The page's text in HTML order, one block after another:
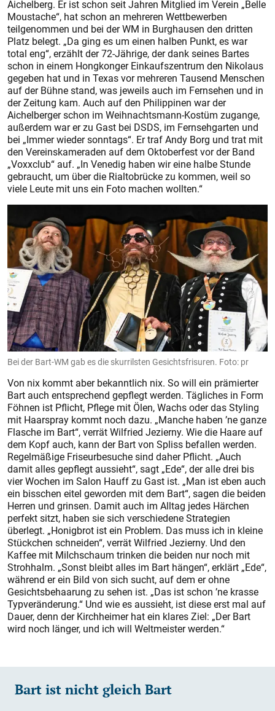
Aichelberg. Er ist schon seit Jahren Mitglied im Verein „Belle
Mous­tache“, hat schon an mehreren Wettbewerben
teilgenommen und bei der WM in Burghausen den dritten
Platz belegt. „Da ging es um einen halben Punkt, es war
total eng“, erzählt der 72-Jährige, der dank seines Bartes
schon in einem Hongkonger Einkaufszentrum den Nikolaus
gegeben hat und in Texas vor mehreren Tausend Menschen
auf der Bühne stand, was jeweils auch im Fernsehen und in
der Zeitung kam. Auch auf den Philippinen war der
Aichelberger schon im Weihnachtsmann-Kostüm zugange,
außerdem war er zu Gast bei DSDS, im Fernsehgarten und
bei „Immer wieder sonntags“. Er traf Andy Borg und trat mit
den Vereinskameraden auf dem Oktoberfest vor der Band
„Voxxclub“ auf. „In Venedig haben wir eine halbe Stunde
gebraucht, um über die Rialtobrücke zu kommen, weil so
viele Leute mit uns ein Foto machen wollten.“
Bei der Bart-WM gab es die skurrilsten Gesichtsfrisuren. Foto: pr
Von nix kommt aber bekanntlich nix. So will ein prämierter
Bart auch entsprechend gepflegt werden. Tägliches in Form
Föhnen ist Pflicht, Pflege mit Ölen, Wachs oder das Styling
mit Haarspray kommt noch dazu. „Manche haben ’ne ganze
Flasche im Bart“, verrät Wilfried Jezierny. Wie die Haare auf
dem Kopf auch, kann der Bart von Spliss befallen werden.
Regelmäßige Friseurbesuche sind daher Pflicht. „Auch
damit alles gepflegt aussieht“, sagt „Ede“, der alle drei bis
vier Wochen im Salon Hauff zu Gast ist. „Man ist eben auch
ein bisschen eitel geworden mit dem Bart“, sagen die beiden
Herren und grinsen. Damit auch im Alltag jedes Härchen
perfekt sitzt, haben sie sich verschiedene Strategien
überlegt. „Honigbrot ist ein Problem. Das muss ich in kleine
Stückchen schneiden“, verrät Wilfried Jezierny. Und den
Kaffee mit Milchschaum trinken die beiden nur noch mit
Strohhalm. „Sonst bleibt alles im Bart hängen“, erklärt „Ede“,
während er ein Bild von sich sucht, auf dem er ohne
Gesichtsbehaarung zu sehen ist. „Das ist schon ’ne krasse
Typveränderung.“ Und wie es aussieht, ist diese erst mal auf
Dauer, denn der Kirchheimer hat ein klares Ziel: „Der Bart
wird noch länger, und ich will Weltmeister werden.“
Bart ist nicht gleich Bart